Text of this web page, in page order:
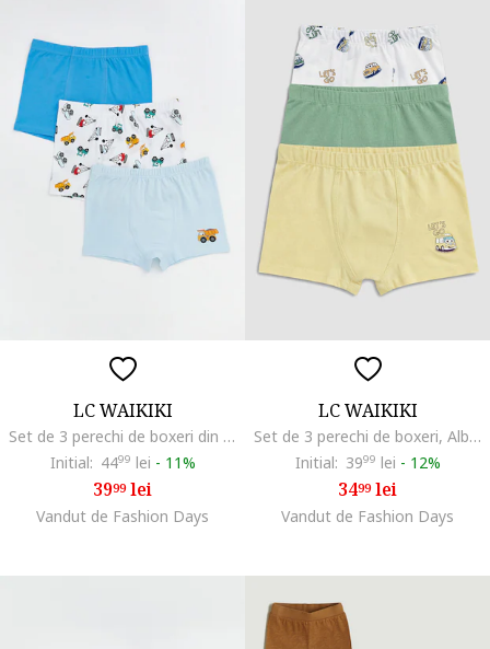
LC WAIKIKI
Set de 3 perechi de boxeri din amestec de bumbac, Alb/Albastru pastel/Albastru deschis neon
Initial: 4499 lei - 11%
3999lei
Vandut de Fashion Days
LC WAIKIKI
Set de 3 perechi de boxeri, Alb/Galben pastel/Verde fistic
Initial: 3999 lei - 12%
3499lei
Vandut de Fashion Days